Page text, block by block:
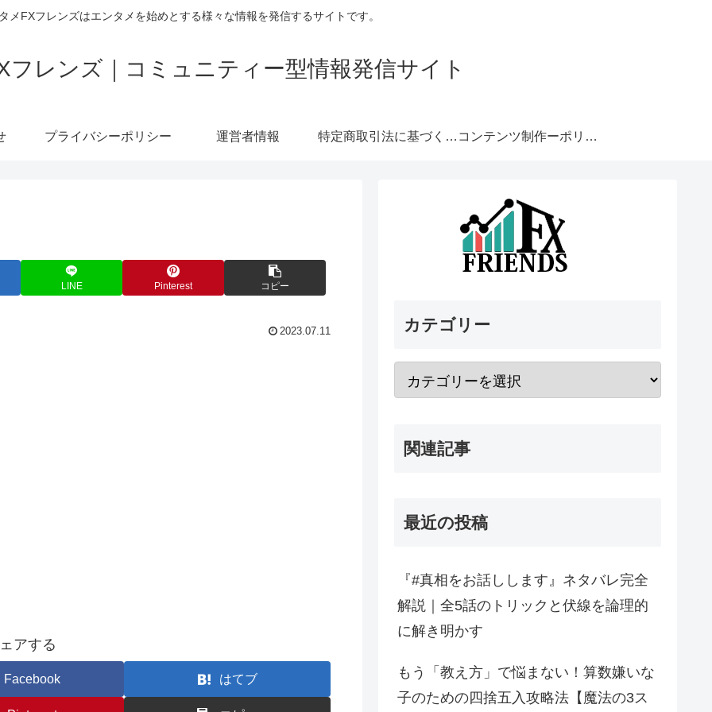
メFXフレンズはエンタメを始めとする様々な情報を発信するサイトです。
フレンズ｜コミュニティー型情報発信サイト
プライバシーポリシー 運営者情報 特定商取引法に基づく表記 コンテンツ制作ーポリシー
LINE Pinterest コピー
2023.07.11
アする
Facebook はてブ
カテゴリー
関連記事
最近の投稿
『#真相をお話しします』ネタバレ完全
解説｜全5話のトリックと伏線を論理的
に解き明かす
もう「教え方」で悩まない！算数嫌いな
子のための四捨五入攻略法【魔法の3ス